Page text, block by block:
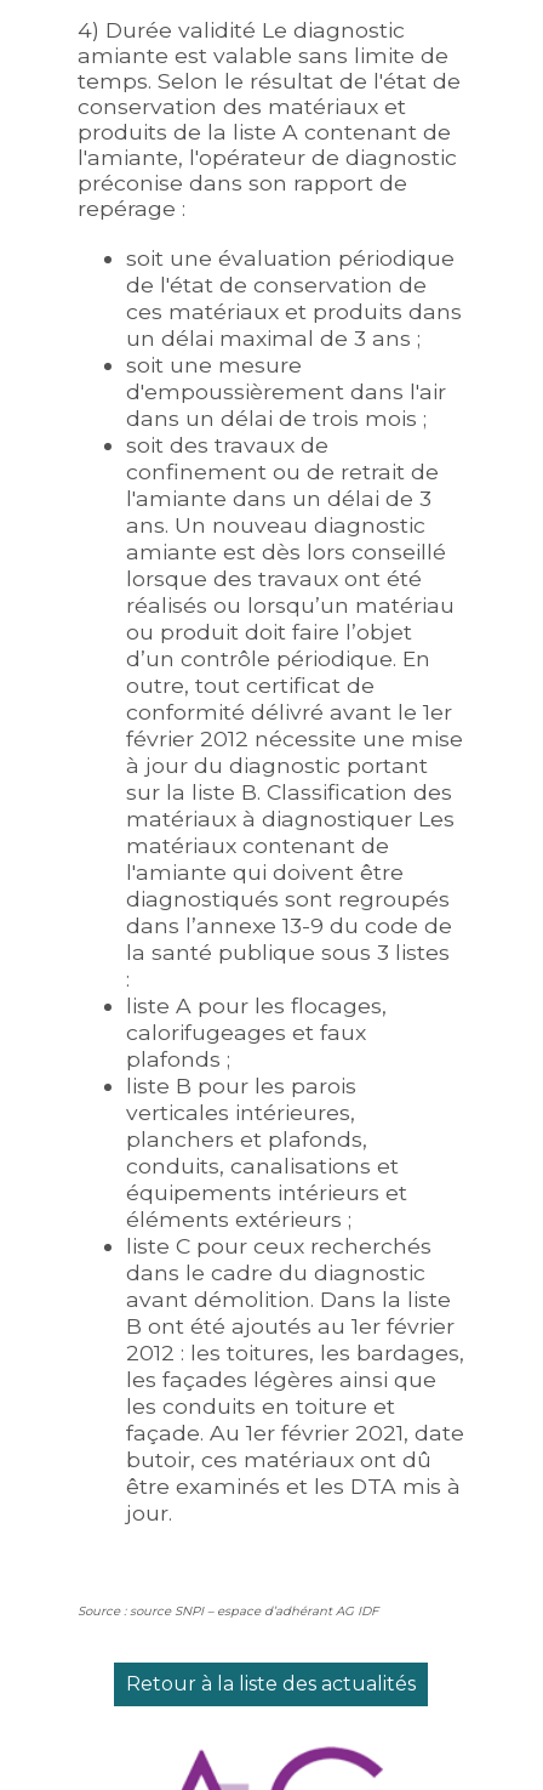
4) Durée validité Le diagnostic
amiante est valable sans limite de
temps. Selon le résultat de l'état de
conservation des matériaux et
produits de la liste A contenant de
l'amiante, l'opérateur de diagnostic
préconise dans son rapport de
repérage :
soit une évaluation périodique
de l'état de conservation de
ces matériaux et produits dans
un délai maximal de 3 ans ;
soit une mesure
d'empoussièrement dans l'air
dans un délai de trois mois ;
soit des travaux de
confinement ou de retrait de
l'amiante dans un délai de 3
ans. Un nouveau diagnostic
amiante est dès lors conseillé
lorsque des travaux ont été
réalisés ou lorsqu’un matériau
ou produit doit faire l’objet
d’un contrôle périodique. En
outre, tout certificat de
conformité délivré avant le 1er
février 2012 nécessite une mise
à jour du diagnostic portant
sur la liste B. Classification des
matériaux à diagnostiquer Les
matériaux contenant de
l'amiante qui doivent être
diagnostiqués sont regroupés
dans l’annexe 13-9 du code de
la santé publique sous 3 listes
:
liste A pour les flocages,
calorifugeages et faux
plafonds ;
liste B pour les parois
verticales intérieures,
planchers et plafonds,
conduits, canalisations et
équipements intérieurs et
éléments extérieurs ;
liste C pour ceux recherchés
dans le cadre du diagnostic
avant démolition. Dans la liste
B ont été ajoutés au 1er février
2012 : les toitures, les bardages,
les façades légères ainsi que
les conduits en toiture et
façade. Au 1er février 2021, date
butoir, ces matériaux ont dû
être examinés et les DTA mis à
jour.
Source : source SNPI – espace d’adhérant AG IDF
Retour à la liste des actualités